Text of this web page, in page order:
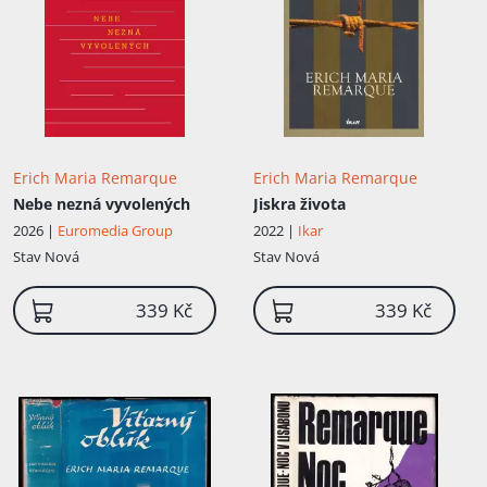
Erich Maria Remarque
Nebe nezná vyvolených
2026 | Euromedia Group
Stav Nová
339 Kč
Erich Maria Remarque
Jiskra života
2022 | Ikar
Stav Nová
339 Kč